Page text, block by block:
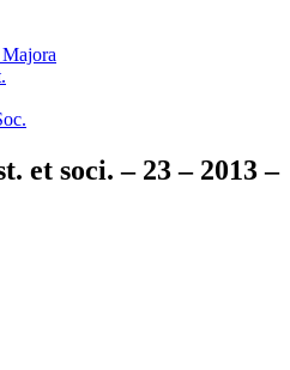
et soci. – 23 – 2013 –